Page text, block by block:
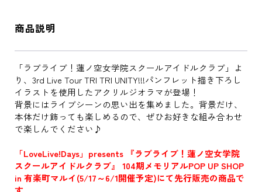
商品説明
「ラブライブ！蓮ノ空女学院スクールアイドルクラブ」よ
り、3rd Live Tour TRI TRI UNITY!!!パンフレット描き下ろし
イラストを使用したアクリルジオラマが登場！
背景にはライブシーンの思い出を集めました。背景だけ、
本体だけ飾っても楽しめるので、ぜひお好きな組み合わせ
で楽しんでください♪
「LoveLive!Days」presents 『ラブライブ！蓮ノ空女学院
スクールアイドルクラブ』 104期メモリアルPOP UP SHOP
in 有楽町マルイ(5/17～6/1開催予定)にて先行販売の商品で